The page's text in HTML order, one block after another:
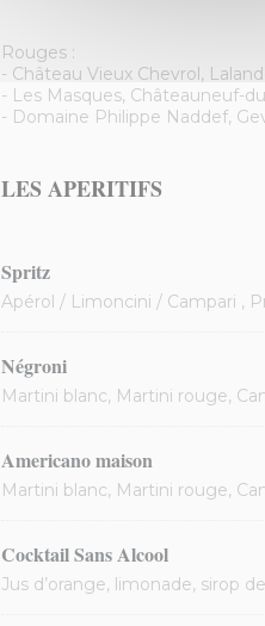
Rouges :
- Château Vieux Chevrol,
- Les Masques, Châteauneuf-
- Domaine Philippe Naddef,
LES APERITIFS
Spritz
Apérol / Limoncini / Campari ,
Négroni
Martini blanc, Martini rouge,
Americano maison
Martini blanc, Martini rouge,
Cocktail Sans Alcool
Jus d’orange, limonade, sirop